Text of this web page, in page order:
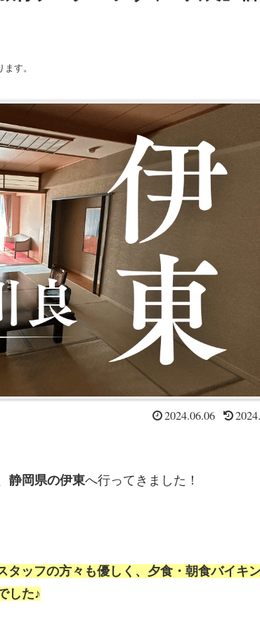
す。
2024.06.06
静岡県の伊東へ行ってきました！
タッフの方々も優しく、夕食・朝食バイキ
した♪